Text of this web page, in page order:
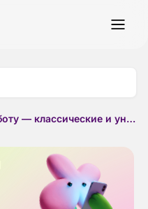
Где искать сотрудников на работу — классические и уникальные методы